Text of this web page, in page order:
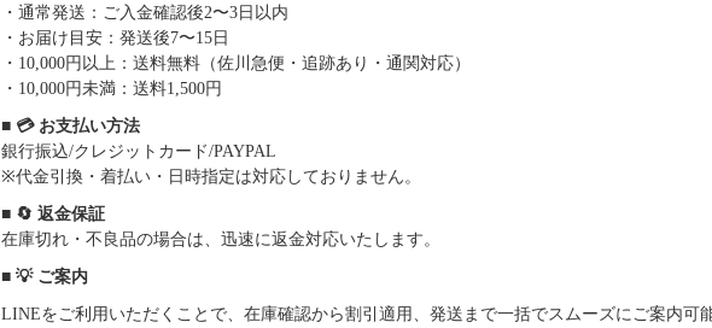
・通常発送：ご入金確認後2〜3日以内
・お届け目安：発送後7〜15日
・10,000円以上：送料無料（佐川急便・追跡あり・通関対応）
・10,000円未満：送料1,500円
■ 💳 お支払い方法
銀行振込/クレジットカード/PAYPAL
※代金引換・着払い・日時指定は対応しておりません。
■ 🔄 返金保証
在庫切れ・不良品の場合は、迅速に返金対応いたします。
■ 💡 ご案内
LINEをご利用いただくことで、在庫確認から割引適用、発送まで一括でスムーズにご案内可